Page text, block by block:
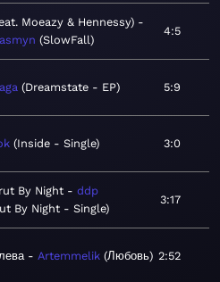
Moeazy & Hennessy)
SlowFall
4:5
Dreamstate - EP 5:9
Inside - Single 3:0
By Night
ddp
By Night - Single
3:17
Artemmelik Любовь 2:52